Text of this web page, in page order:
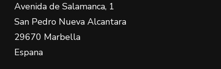
Avenida de Salamanca, 1
San Pedro Nueva Alcantara
29670 Marbella
Espana